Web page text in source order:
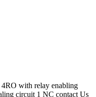
with relay enabling
circuit 1 NC contact Us